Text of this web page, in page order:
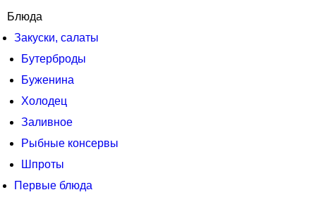
Блюда
Закуски, салаты
Бутерброды
Буженина
Холодец
Заливное
Рыбные консервы
Шпроты
Первые блюда